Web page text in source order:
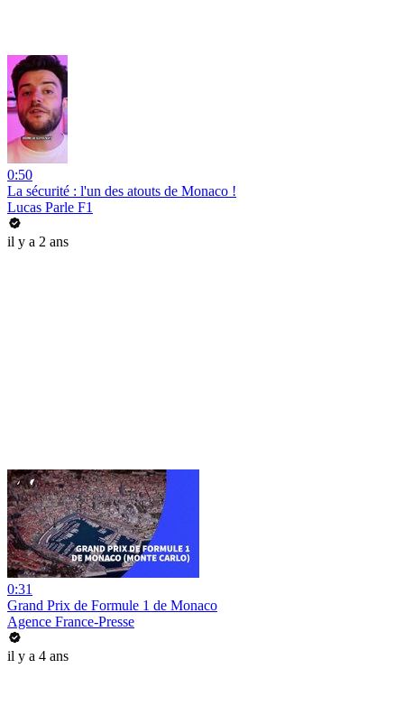
0:50
La sécurité : l'un des atouts de Monaco !
Lucas Parle F1
il y a 2 ans
0:31
Grand Prix de Formule 1 de Monaco
Agence France-Presse
il y a 4 ans